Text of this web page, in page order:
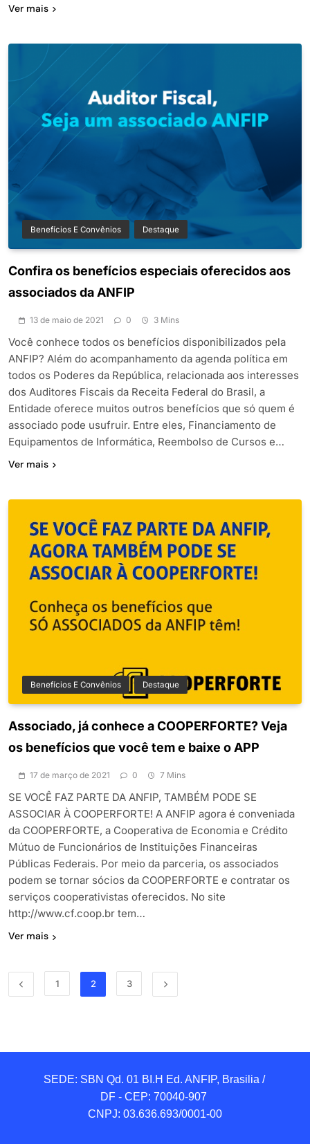
Ver mais
Benefícios E Convênios Destaque
Confira os benefícios especiais oferecidos aos
associados da ANFIP
13 de maio de 2021 0 3 Mins
Você conhece todos os benefícios disponibilizados pela
ANFIP? Além do acompanhamento da agenda política em
todos os Poderes da República, relacionada aos interesses
dos Auditores Fiscais da Receita Federal do Brasil, a
Entidade oferece muitos outros benefícios que só quem é
associado pode usufruir. Entre eles, Financiamento de
Equipamentos de Informática, Reembolso de Cursos e…
Ver mais
Benefícios E Convênios Destaque
Associado, já conhece a COOPERFORTE? Veja
os benefícios que você tem e baixe o APP
17 de março de 2021 0 7 Mins
SE VOCÊ FAZ PARTE DA ANFIP, TAMBÉM PODE SE
ASSOCIAR À COOPERFORTE! A ANFIP agora é conveniada
da COOPERFORTE, a Cooperativa de Economia e Crédito
Mútuo de Funcionários de Instituições Financeiras
Públicas Federais. Por meio da parceria, os associados
podem se tornar sócios da COOPERFORTE e contratar os
serviços cooperativistas oferecidos. No site
http://www.cf.coop.br tem…
Ver mais
1 2 3
SEDE: SBN Qd. 01 BI.H Ed. ANFIP, Brasilia /
DF - CEP: 70040-907
CNPJ: 03.636.693/0001-00